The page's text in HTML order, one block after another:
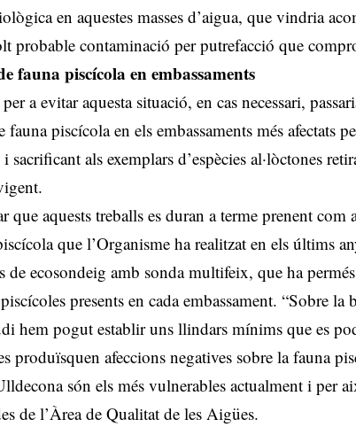
en aquestes masses d’aigua, que vindria
probable contaminació per putrefacció que
fauna piscícola en embassaments
a evitar aquesta situació, en cas necessari,
fauna piscícola en els embassaments més afectats
sacrificant als exemplars d’espècies al·lòctones
que aquests treballs es duran a terme prenent com
que l’Organisme ha realitzat en els últims
de ecosondeig amb sonda multifeix, que ha
piscícoles presents en cada embassament. “Sobre
hem pogut establir uns llindars mínims que es
produïsquen afeccions negatives sobre la fauna
són els més vulnerables actualment i per
de l’Àrea de Qualitat de les Aigües.